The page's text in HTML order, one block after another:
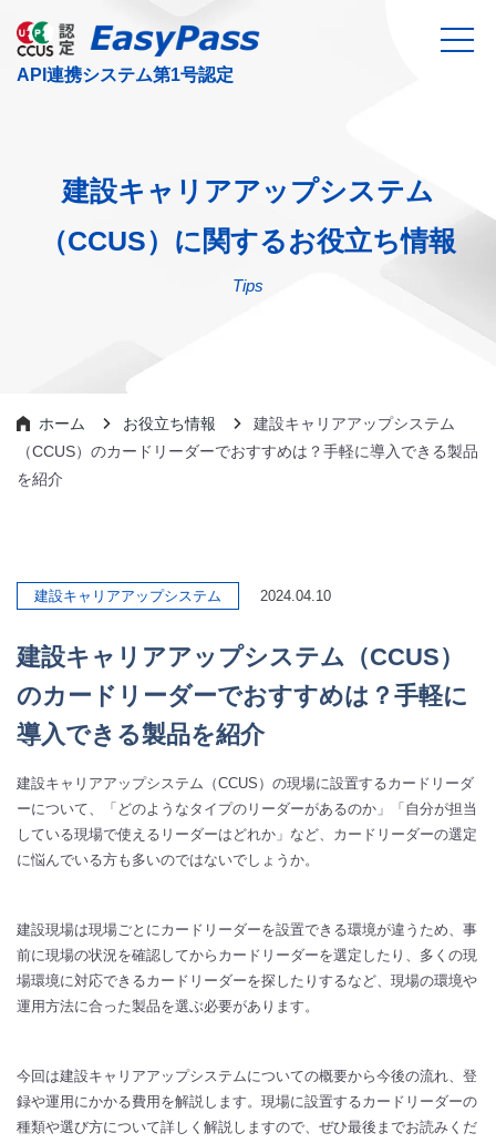
建設キャリアアップシステム
（CCUS）に関するお役立ち情報
Tips
ホーム お役立ち情報
建設キャリアアップシステム
（CCUS）のカードリーダーでおすすめは？手軽に導入できる製品
を紹介
建設キャリアアップシステム 2024.04.10
建設キャリアアップシステム（CCUS）
のカードリーダーでおすすめは？手軽に
導入できる製品を紹介
建設キャリアアップシステム（CCUS）の現場に設置するカードリーダ
ーについて、「どのようなタイプのリーダーがあるのか」「自分が担当
している現場で使えるリーダーはどれか」など、カードリーダーの選定
に悩んでいる方も多いのではないでしょうか。
建設現場は現場ごとにカードリーダーを設置できる環境が違うため、事
前に現場の状況を確認してからカードリーダーを選定したり、多くの現
場環境に対応できるカードリーダーを探したりするなど、現場の環境や
運用方法に合った製品を選ぶ必要があります。
今回は建設キャリアアップシステムについての概要から今後の流れ、登
録や運用にかかる費用を解説します。現場に設置するカードリーダーの
種類や選び方について詳しく解説しますので、ぜひ最後までお読みくだ